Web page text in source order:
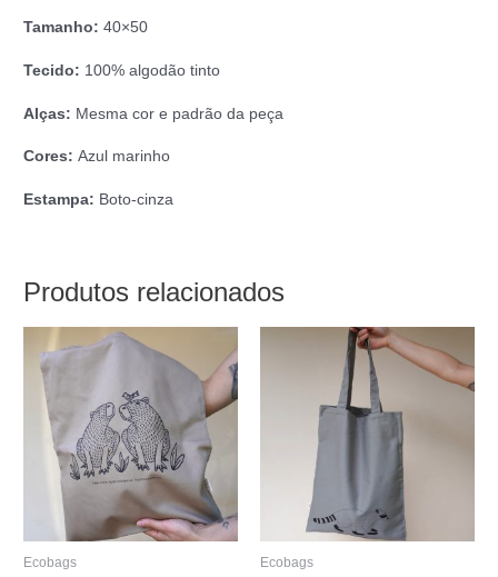
Tamanho: 40×50
Tecido: 100% algodão tinto
Alças: Mesma cor e padrão da peça
Cores:Azul marinho
Estampa: Boto-cinza
Produtos relacionados
Ecobags Ecobags